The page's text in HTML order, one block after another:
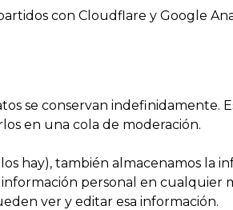
con Cloudflare y Google
se conservan indefinidamente.
en una cola de moderación.
hay), también almacenamos
personal en
ver y editar esa información.